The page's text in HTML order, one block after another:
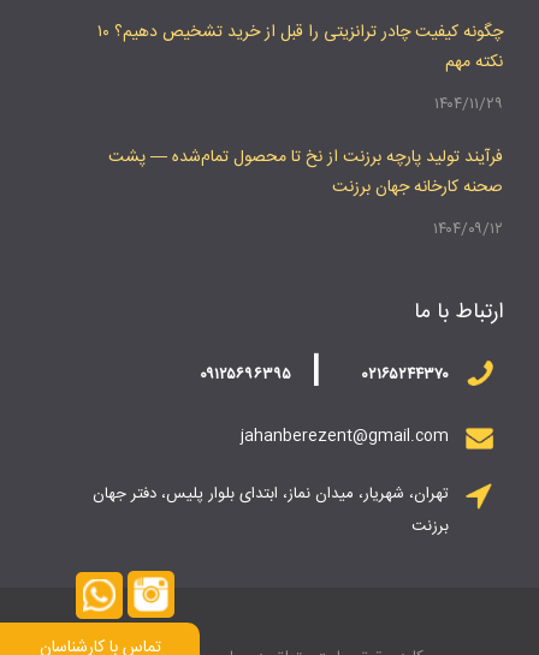
چگونه کیفیت چادر ترانزیتی را قبل از خرید تشخیص دهیم؟ ۱۰
نکته مهم
۱۴۰۴/۱۱/۲۹
فرآیند تولید پارچه برزنت از نخ تا محصول تمام‌شده — پشت
صحنه کارخانه جهان برزنت
۱۴۰۴/۰۹/۱۲
ارتباط با ما
۰۲۱۶۵۲۴۴۳۷۰ | ۰۹۱۲۵۶۹۶۳۹۵
jahanberezent@gmail.com
تهران، شهریار، میدان نماز، ابتدای بلوار پلیس، دفتر جهان
برزنت
تماس با کارشناسان